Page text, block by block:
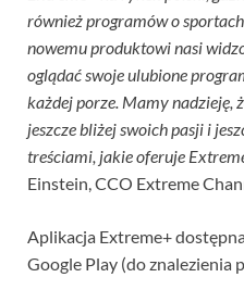
również programów o
nowemu produktowi nasi
oglądać swoje ulubione
każdej porze. Mamy nadzieję,
jeszcze bliżej swoich pasji i
treściami, jakie oferuje
Einstein, CCO Extreme
Aplikacja Extreme+
Google Play (do znalezienia